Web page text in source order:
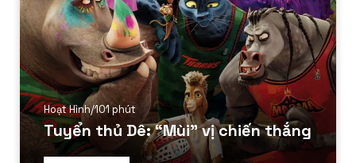
Hoạt Hình/101 phút
Tuyển thủ Dê: “Mùi” vị chiến thắng